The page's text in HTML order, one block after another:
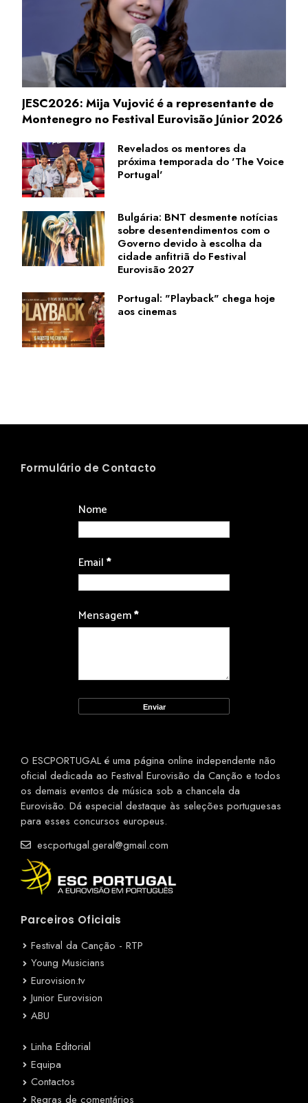
JESC2026: Mija Vujović é a representante de
Montenegro no Festival Eurovisão Júnior 2026
Revelados os mentores da
próxima temporada do 'The Voice
Portugal'
Bulgária: BNT desmente notícias
sobre desentendimentos com o
Governo devido à escolha da
cidade anfitriã do Festival
Eurovisão 2027
Portugal: "Playback" chega hoje
aos cinemas
Formulário de Contacto
Nome
Email*
Mensagem*
O ESCPORTUGAL é uma página online independente não
oficial dedicada ao Festival Eurovisão da Canção e todos
os demais eventos de música sob a chancela da
Eurovisão. Dá especial destaque às seleções portuguesas
para esses concursos europeus.
escportugal.geral@gmail.com
Parceiros Oficiais
Festival da Canção - RTP
Young Musicians
Eurovision.tv
Junior Eurovision
ABU
Linha Editorial
Equipa
Contactos
Regras de comentários